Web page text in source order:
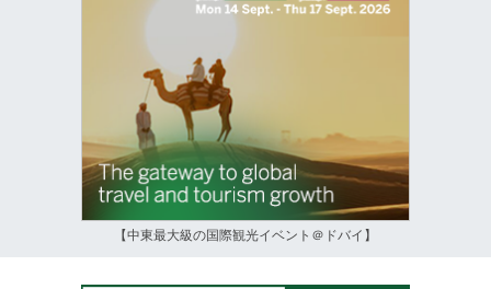
【中東最大級の国際観光イベント＠ドバイ】